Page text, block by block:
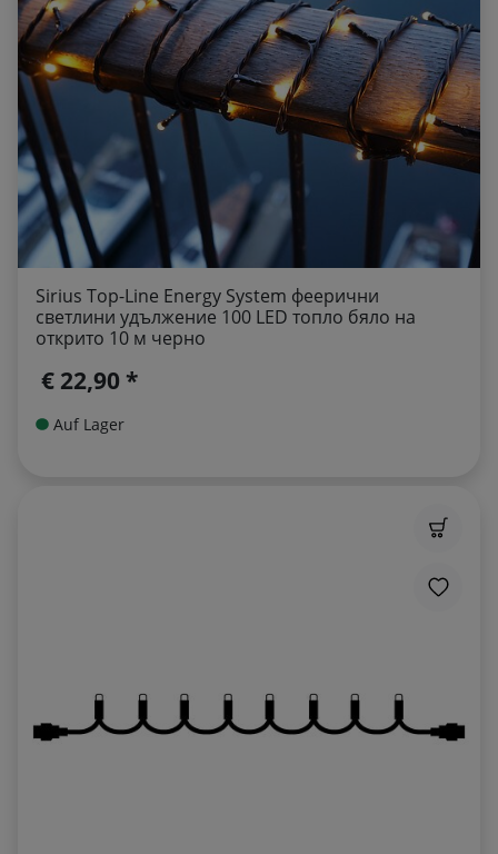
Sirius Top-Line Energy System феерични
светлини удължение 100 LED топло бяло на
открито 10 м черно
€ 22,90 *
Auf Lager